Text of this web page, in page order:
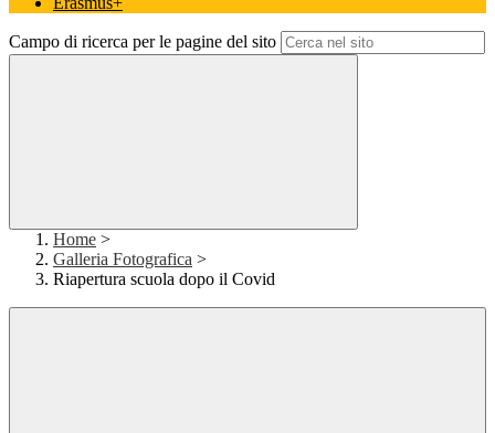
Campo di ricerca per le pagine del sito
Home >
Galleria Fotografica >
Riapertura scuola dopo il Covid